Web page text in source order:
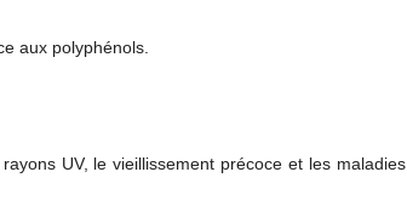
aux polyphénols.
UV, le vieillissement précoce et les maladies